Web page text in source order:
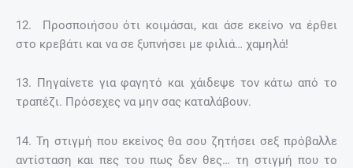
12. Προσποιήσου ότι κοιμάσαι, και άσε εκείνο να έρθει
στο κρεβάτι και να σε ξυπνήσει με φιλιά… χαμηλά!
13. Πηγαίνετε για φαγητό και χάιδεψε τον κάτω από το
τραπέζι. Πρόσεχες να μην σας καταλάβουν.
14. Τη στιγμή που εκείνος θα σου ζητήσει σεξ πρόβαλλε
αντίσταση και πες του πως δεν θες… τη στιγμή που το